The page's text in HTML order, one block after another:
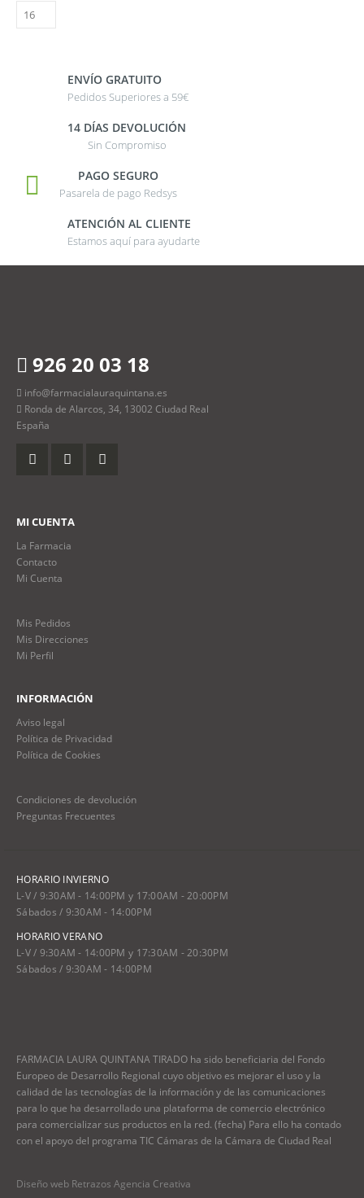
ENVÍO GRATUITO
Pedidos Superiores a 59€
14 DÍAS DEVOLUCIÓN
Sin Compromiso
PAGO SEGURO
Pasarela de pago Redsys
ATENCIÓN AL CLIENTE
Estamos aquí para ayudarte
926 20 03 18
info@farmacialauraquintana.es
Ronda de Alarcos, 34, 13002 Ciudad Real
España
MI CUENTA
La Farmacia
Contacto
Mi Cuenta
Mis Pedidos
Mis Direcciones
Mi Perfil
INFORMACIÓN
Aviso legal
Política de Privacidad
Política de Cookies
Condiciones de devolución
Preguntas Frecuentes
HORARIO INVIERNO
L-V / 9:30AM - 14:00PM y 17:00AM - 20:00PM
Sábados / 9:30AM - 14:00PM
HORARIO VERANO
L-V / 9:30AM - 14:00PM y 17:30AM - 20:30PM
Sábados / 9:30AM - 14:00PM
FARMACIA LAURA QUINTANA TIRADO ha sido beneficiaria del Fondo
Europeo de Desarrollo Regional cuyo objetivo es mejorar el uso y la
calidad de las tecnologías de la información y de las comunicaciones
para lo que ha desarrollado una plataforma de comercio electrónico
para comercializar sus productos en la red. (fecha) Para ello ha contado
con el apoyo del programa TIC Cámaras de la Cámara de Ciudad Real
Diseño web Retrazos Agencia Creativa